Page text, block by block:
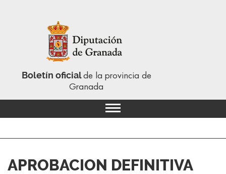
Boletín oficialde la provincia de
Granada
APROBACION DEFINITIVA